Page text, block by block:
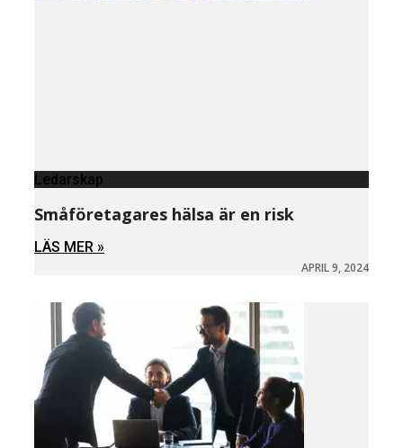
Ledarskap
Småföretagares hälsa är en risk
LÄS MER »
APRIL 9, 2024